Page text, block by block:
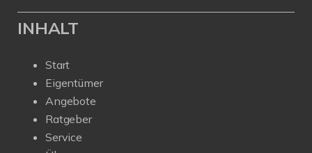
INHALT
Start
Eigentümer
Angebote
Ratgeber
Service